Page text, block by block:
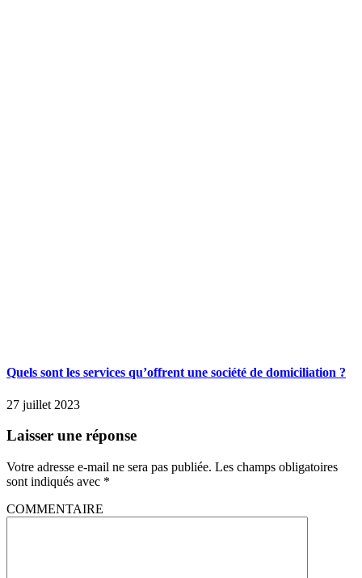
Quels sont les services qu’offrent une société de domiciliation ?
27 juillet 2023
Laisser une réponse
Votre adresse e-mail ne sera pas publiée. Les champs obligatoires
sont indiqués avec *
COMMENTAIRE